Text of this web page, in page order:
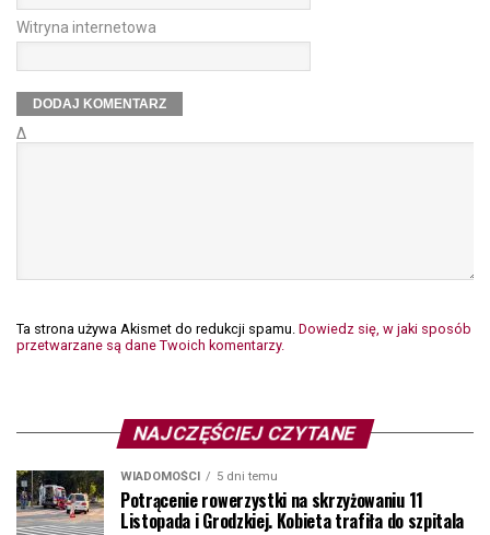
Witryna internetowa
Δ
Ta strona używa Akismet do redukcji spamu. Dowiedz się, w jaki sposób
przetwarzane są dane Twoich komentarzy.
NAJCZĘŚCIEJ CZYTANE
WIADOMOŚCI 5 dni temu
Potrącenie rowerzystki na skrzyżowaniu 11
Listopada i Grodzkiej. Kobieta trafiła do szpitala